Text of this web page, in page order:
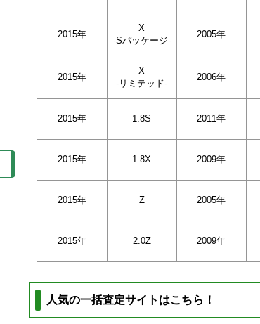
2015年
X
-Sパッケージ-
2005年
2015年
X
-リミテッド-
2006年
2015年 1.8S 2011年
2015年 1.8X 2009年
2015年 Z 2005年
2015年 2.0Z 2009年
人気の一括査定サイトはこちら！